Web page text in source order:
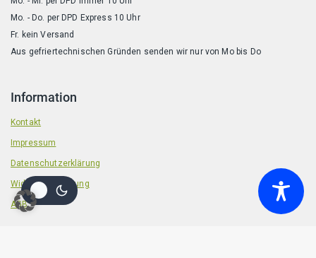
Mo. - Do. per DPD Express 10 Uhr
Fr. kein Versand
Aus gefriertechnischen Gründen senden wir nur von Mo bis Do
Information
Kontakt
Impressum
Datenschutzerklärung
Widerrufsbelehrung
AGB